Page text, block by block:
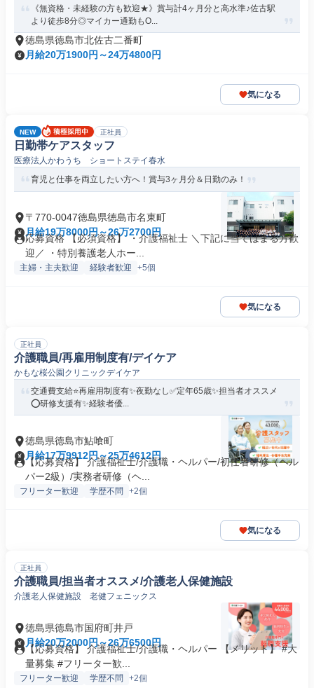
《無資格・未経験の方も歓迎★》賞与計4ヶ月分と高水準♪佐古駅
より徒歩8分◎マイカー通勤もO...
徳島県徳島市北佐古二番町
月給20万1900円～24万4800円
気になる
NEW 正社員
日勤帯ケアスタッフ
医療法人かわうち ショートステイ春水
育児と仕事を両立したい方へ！賞与3ヶ月分＆日勤のみ！
〒770-0047徳島県徳島市名東町
月給19万8000円～26万2700円
応募資格 【必須資格】 ・介護福祉士 ＼下記に当てはまる方歓
迎／ ・特別養護老人ホー...
主婦・主夫歓迎 経験者歓迎 +5個
気になる
正社員
介護職員/再雇用制度有/デイケア
かもな桜公園クリニックデイケア
交通費支給⭐️再雇用制度有✨夜勤なし✅️定年65歳✨担当者オススメ
⭕️研修支援有✨経験者優...
徳島県徳島市鮎喰町
月給17万9912円～25万4612円
【応募資格】 介護福祉士/介護職・ヘルパー/初任者研修（ヘル
パー2級）/実務者研修（ヘ...
フリーター歓迎 学歴不問 +2個
気になる
正社員
介護職員/担当者オススメ/介護老人保健施設
介護老人保健施設 老健フェニックス
徳島県徳島市国府町井戸
月給20万2000円～26万6500円
【応募資格】 介護福祉士/介護職・ヘルパー 【メリット】 #大
量募集 #フリーター歓...
フリーター歓迎 学歴不問 +2個